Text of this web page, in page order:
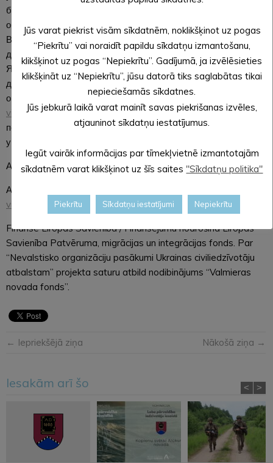
бути впевнені, що ваша особиста інформація буде
оброблятися відповідно до законів про захист даних.
Ваш відгук безпосередньо вплине на послуги підтримки,
доступні вам та українській спільноті.
Якщо у вас виникли запитання або вам потрібна додаткова
допомога, будь ласка, зв’яжіться з координатором вашого
округу. Контактні дані можна знайти тут –https://ukraine-
vidzeme.lv/resursi/uzturesanas-latvijaМи зможемо
побудувати сильнішу та інклюзивнішу спільноту для
українців у Відземе.
Анкета тут:https://forms.gle/BDSzAP8YBvikuqsv9
Актуальні події у Відземе читайте тут:
vidzeme.lv/
Finansē Eiropas Savienība / Finansējumu nodrošina Eiropas
Savienība Patvēruma, migrācijas un integrācijas fonds. Par
“Nevalstisko organizāciju pasākumi Ukrainas civiliedzīvotāju
atbalstam” projekta saturu atbild nodibinājums “Valmieras
novada fonds”.
← Iepriekšējā ziņa Nākošā ziņa →
Iesakām arī šo < >
Jūs varat piekrist visām sīkdatnēm, noklikšķinot uz pogas
“Piekrītu” vai noraidīt papildu sīkdatņu izmantošanu,
klikšķinot uz pogas “Nepiekrītu”. Gadījumā, ja izvēlēsieties
klikšķināt uz “Nepiekrītu”, jūsu datorā tiks saglabātas tikai
nepieciešamās sīkdatnes.
Jūs jebkurā laikā varat mainīt savas piekrišanas izvēles,
atjauninot sīkdatņu iestatījumus.
Iegūt vairāk informācijas par tīmekļvietnē izmantotajām
sīkdatnēm varat klikšķinot uz šīs saites "Sīkdatņu politika"
Piekrītu Sīkdatņu iestatījumi Nepiekrītu